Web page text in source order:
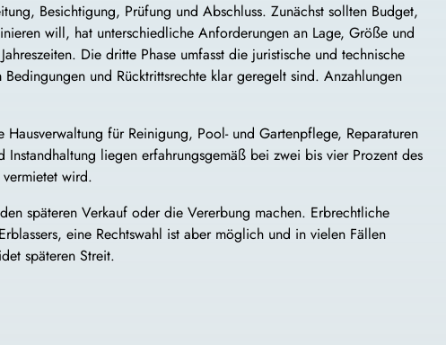
Besichtigung, Prüfung und Abschluss. Zunächst sollten Budget,
will, hat unterschiedliche Anforderungen an Lage, Größe und
Die dritte Phase umfasst die juristische und technische
und Rücktrittsrechte klar geregelt sind. Anzahlungen
für Reinigung, Pool- und Gartenpflege, Reparaturen
liegen erfahrungsgemäß bei zwei bis vier Prozent des
wird.
späteren Verkauf oder die Vererbung machen. Erbrechtliche
eine Rechtswahl ist aber möglich und in vielen Fällen
späteren Streit.